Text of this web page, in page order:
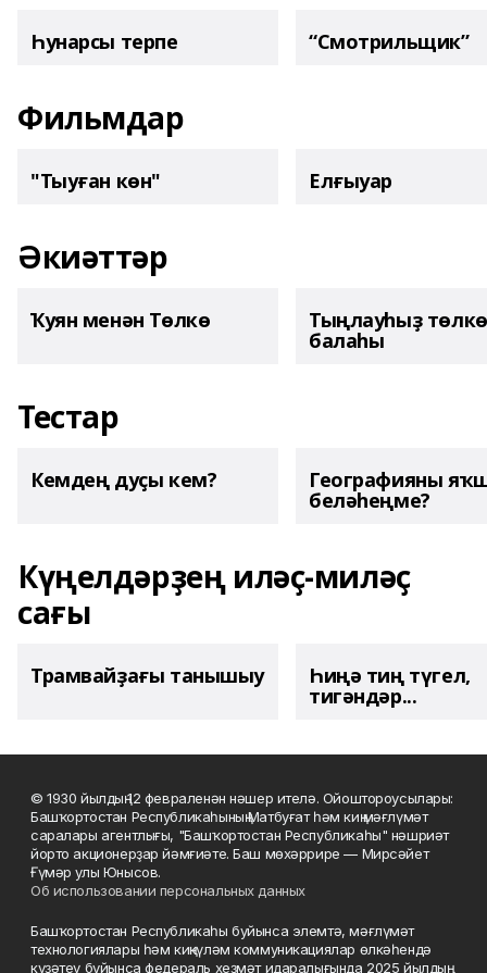
Һунарсы терпе “Смотрильщик”
Фильмдар
"Тыуған көн" Елғыуар
Әкиәттәр
Ҡуян менән Төлкө Тыңлауһыҙ төлкө
балаһы
Тестар
Кемдең дуҫы кем? Географияны
беләһеңме?
Күңелдәрҙең иләҫ-миләҫ
сағы
Трамвайҙағы танышыу Һиңә тиң түгел,
тигәндәр...
© 1930 йылдың 12 февраленән нәшер ителә. Ойоштороусылары:
Башҡортостан Республикаһының Матбуғат һәм киң мәғлүмәт
саралары агентлығы, "Башҡортостан Республикаһы" нәшриәт
йорто акционерҙар йәмғиәте. Баш мөхәррире — Мирсәйет
Ғүмәр улы Юнысов.
Об использовании персональных данных
Башҡортостан Республикаһы буйынса элемтә, мәғлүмәт
технологиялары һәм киңкүләм коммуникациялар өлкәһендә
күҙәтеү буйынса федераль хеҙмәт идаралығында 2025 йылдың